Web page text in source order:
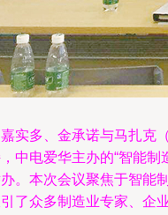
实多、金承诺与马扎克
中电爱华主办的“智能制
。本次会议聚焦于智能
了众多制造业专家、企